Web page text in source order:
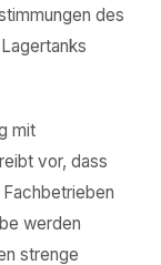
des
mit
vor, dass
werden
strenge